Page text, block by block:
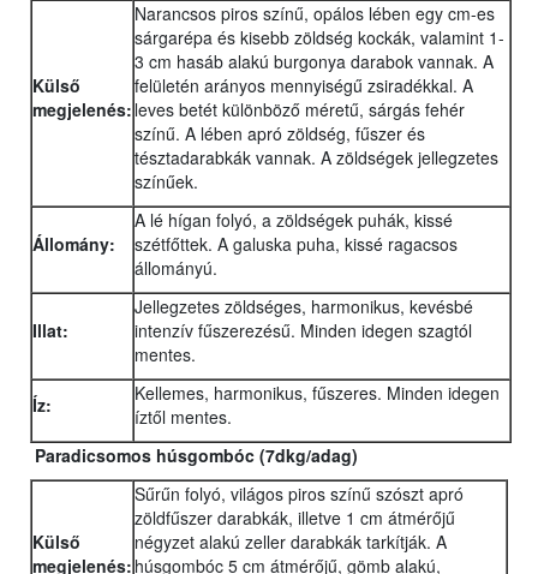
Külső
megjelenés:
Narancsos piros színű, opálos lében egy cm-es
sárgarépa és kisebb zöldség kockák, valamint 1-
3 cm hasáb alakú burgonya darabok vannak. A
felületén arányos mennyiségű zsiradékkal. A
leves betét különböző méretű, sárgás fehér
színű. A lében apró zöldség, fűszer és
tésztadarabkák vannak. A zöldségek jellegzetes
színűek.
Állomány:
A lé hígan folyó, a zöldségek puhák, kissé
szétfőttek. A galuska puha, kissé ragacsos
állományú.
Illat:
Jellegzetes zöldséges, harmonikus, kevésbé
intenzív fűszerezésű. Minden idegen szagtól
mentes.
Íz:
Kellemes, harmonikus, fűszeres. Minden idegen
íztől mentes.
Paradicsomos húsgombóc (7dkg/adag)
Külső
megjelenés:
Sűrűn folyó, világos piros színű szószt apró
zöldfűszer darabkák, illetve 1 cm átmérőjű
négyzet alakú zeller darabkák tarkítják. A
húsgombóc 5 cm átmérőjű, gömb alakú,